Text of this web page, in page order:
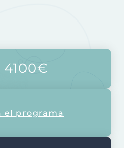
4100€
el programa